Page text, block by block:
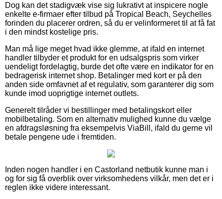
Dog kan det stadigvæk vise sig lukrativt at inspicere nogle
enkelte e-firmaer efter tilbud på Tropical Beach, Seychelles
forinden du placerer ordren, så du er velinformeret til at få fat
i den mindst kostelige pris.
Man må lige meget hvad ikke glemme, at ifald en internet
handler tilbyder et produkt for en udsalgspris som virker
uendeligt fordelagtig, burde det ofte være en indikator for en
bedragerisk internet shop. Betalinger med kort er på den
anden side omfavnet af et regulativ, som garanterer dig som
kunde imod uoprigtige internet outlets.
Generelt tilråder vi bestillinger med betalingskort eller
mobilbetaling. Som en alternativ mulighed kunne du vælge
en afdragsløsning fra eksempelvis ViaBill, ifald du gerne vil
betale pengene ude i fremtiden.
Inden nogen handler i en Castorland netbutik kunne man i
og for sig få overblik over virksomhedens vilkår, men det er i
reglen ikke videre interessant.